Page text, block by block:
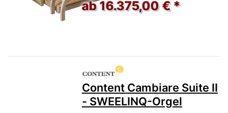
ab 16.375,00 € *
Content Cambiare Suite II
- SWEELINQ-Orgel